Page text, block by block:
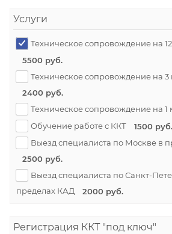
Услуги
Техническое сопровождение на
5500 руб.
Техническое сопровождение на 3
2400 руб.
Техническое сопровождение на 1
Обучение работе с ККТ
1500 руб.
Выезд специалиста по Москве в
2500 руб.
Выезд специалиста по Санкт-
пределах КАД
2000 руб.
Регистрация ККТ "под ключ"